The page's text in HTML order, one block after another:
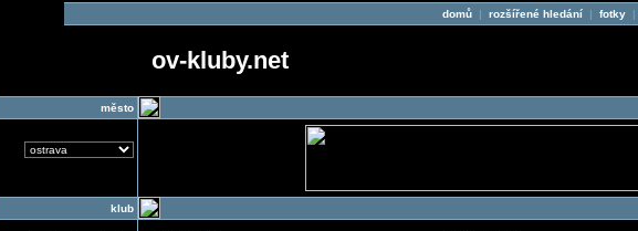
domů| rozšířené hledání| fotky|
ov-kluby.net
město
klub